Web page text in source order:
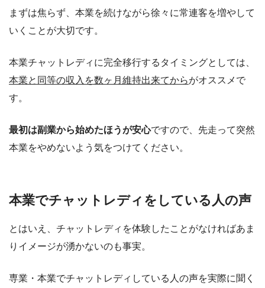
まずは焦らず、本業を続けながら徐々に常連客を増やして
いくことが大切です。
本業チャットレディに完全移行するタイミングとしては、
本業と同等の収入を数ヶ月維持出来てからがオススメで
す。
最初は副業から始めたほうが安心ですので、先走って突然
本業をやめないよう気をつけてください。
本業でチャットレディをしている人の声
とはいえ、チャットレディを体験したことがなければあま
りイメージが湧かないのも事実。
専業・本業でチャットレディしている人の声を実際に聞く